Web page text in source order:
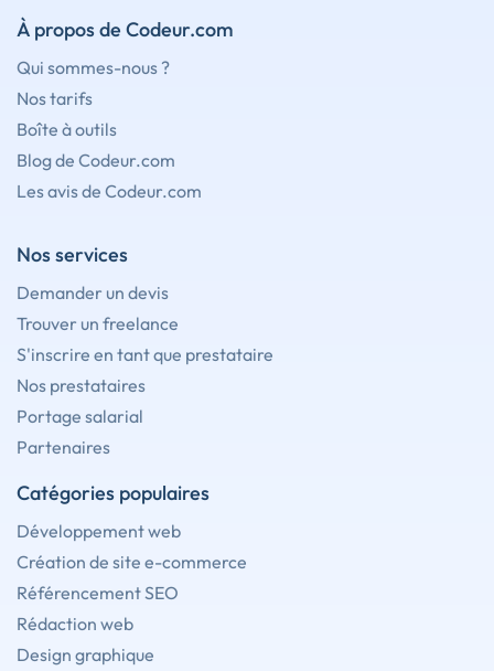
À propos de Codeur.com
Qui sommes-nous ?
Nos tarifs
Boîte à outils
Blog de Codeur.com
Les avis de Codeur.com
Nos services
Demander un devis
Trouver un freelance
S'inscrire en tant que prestataire
Nos prestataires
Portage salarial
Partenaires
Catégories populaires
Développement web
Création de site e-commerce
Référencement SEO
Rédaction web
Design graphique